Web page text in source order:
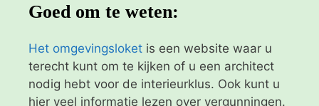
Goed om te weten:
Het omgevingsloket is een website waar u
terecht kunt om te kijken of u een architect
nodig hebt voor de interieurklus. Ook kunt u
hier veel informatie lezen over vergunningen.